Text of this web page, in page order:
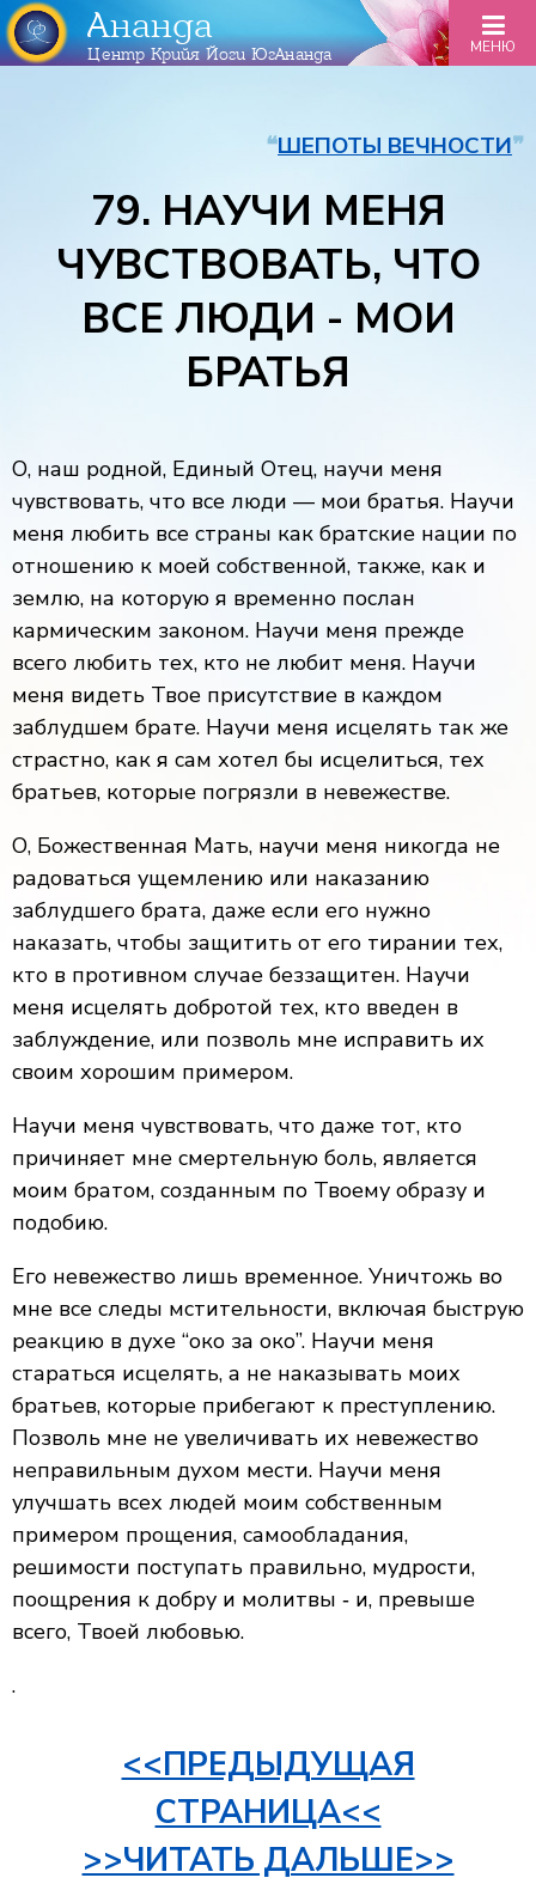
Ананда
Центр Крийя Йоги ЮгАнанда МЕНЮ
❝ШЕПОТЫ ВЕЧНОСТИ❞
79. НАУЧИ МЕНЯ
ЧУВСТВОВАТЬ, ЧТО
ВСЕ ЛЮДИ - МОИ
БРАТЬЯ
О, наш родной, Единый Отец, научи меня
чувствовать, что все люди — мои братья. Научи
меня любить все страны как братские нации по
отношению к моей собственной, также, как и
землю, на которую я временно послан
кармическим законом. Научи меня прежде
всего любить тех, кто не любит меня. Научи
меня видеть Твое присутствие в каждом
заблудшем брате. Научи меня исцелять так же
страстно, как я сам хотел бы исцелиться, тех
братьев, которые погрязли в невежестве.
О, Божественная Мать, научи меня никогда не
радоваться ущемлению или наказанию
заблудшего брата, даже если его нужно
наказать, чтобы защитить от его тирании тех,
кто в противном случае беззащитен. Научи
меня исцелять добротой тех, кто введен в
заблуждение, или позволь мне исправить их
своим хорошим примером.
Научи меня чувствовать, что даже тот, кто
причиняет мне смертельную боль, является
моим братом, созданным по Твоему образу и
подобию.
Его невежество лишь временное. Уничтожь во
мне все следы мстительности, включая быструю
реакцию в духе “око за око”. Научи меня
стараться исцелять, а не наказывать моих
братьев, которые прибегают к преступлению.
Позволь мне не увеличивать их невежество
неправильным духом мести. Научи меня
улучшать всех людей моим собственным
примером прощения, самообладания,
решимости поступать правильно, мудрости,
поощрения к добру и молитвы ‐ и, превыше
всего, Твоей любовью.
.
<<ПРЕДЫДУЩАЯ
СТРАНИЦА<<
>>ЧИТАТЬ ДАЛЬШЕ>>